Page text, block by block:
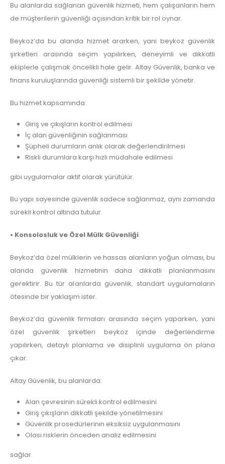
Bu alanlarda sağlanan güvenlik hizmeti, hem çalışanların hem
de müşterilerin güvenliği açısından kritik bir rol oynar.
Beykoz’da bu alanda hizmet ararken, yani beykoz güvenlik
şirketleri arasında seçim yapılırken, deneyimli ve dikkatli
ekiplerle çalışmak öncelikli hale gelir. Altay Güvenlik, banka ve
finans kuruluşlarında güvenliği sistemli bir şekilde yönetir.
Bu hizmet kapsamında:
Giriş ve çıkışların kontrol edilmesi
İç alan güvenliğinin sağlanması
Şüpheli durumların anlık olarak değerlendirilmesi
Riskli durumlara karşı hızlı müdahale edilmesi
gibi uygulamalar aktif olarak yürütülür.
Bu yapı sayesinde güvenlik sadece sağlanmaz, aynı zamanda
sürekli kontrol altında tutulur.
• Konsolosluk ve Özel Mülk Güvenliği
Beykoz’da özel mülklerin ve hassas alanların yoğun olması, bu
alanda güvenlik hizmetinin daha dikkatli planlanmasını
gerektirir. Bu tür alanlarda güvenlik, standart uygulamaların
ötesinde bir yaklaşım ister.
Beykoz’da güvenlik firmaları arasında seçim yaparken, yani
özel güvenlik şirketleri beykoz içinde değerlendirme
yapılırken, detaylı planlama ve disiplinli uygulama ön plana
çıkar.
Altay Güvenlik, bu alanlarda:
Alan çevresinin sürekli kontrol edilmesini
Giriş çıkışların dikkatli şekilde yönetilmesini
Güvenlik prosedürlerinin eksiksiz uygulanmasını
Olası risklerin önceden analiz edilmesini
sağlar.